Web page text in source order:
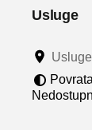
Usluge